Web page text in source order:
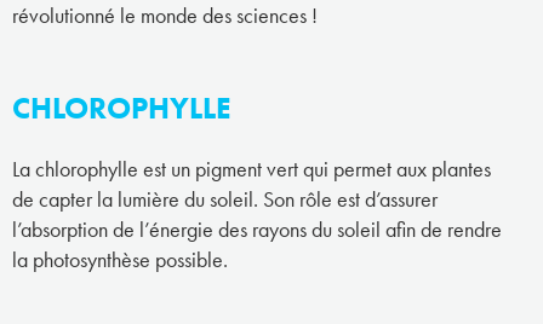
révolutionné le monde des sciences !
CHLOROPHYLLE
La chlorophylle est un pigment vert qui permet aux plantes
de capter la lumière du soleil. Son rôle est d’assurer
l’absorption de l’énergie des rayons du soleil afin de rendre
la photosynthèse possible.